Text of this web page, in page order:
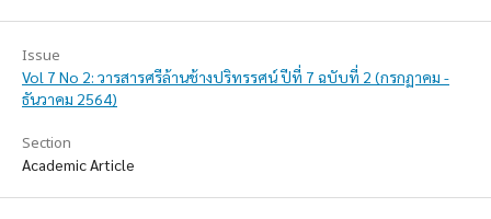
Issue
Vol 7 No 2: วารสารศรีล้านช้างปริทรรศน์ ปีที่ 7 ฉบับที่ 2 (กรกฏาคม -
ธันวาคม 2564)
Section
Academic Article